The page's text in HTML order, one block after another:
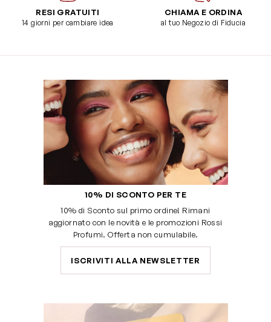
RESI GRATUITI
14 giorni per cambiare idea
CHIAMA E ORDINA
al tuo Negozio di Fiducia
10% DI SCONTO PER TE
10% di Sconto sul primo ordine! Rimani
aggiornato con le novità e le promozioni Rossi
Profumi. Offerta non cumulabile.
ISCRIVITI ALLA NEWSLETTER